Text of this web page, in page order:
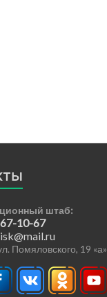
штаб:
10-67
Помяловского, 19 «а»